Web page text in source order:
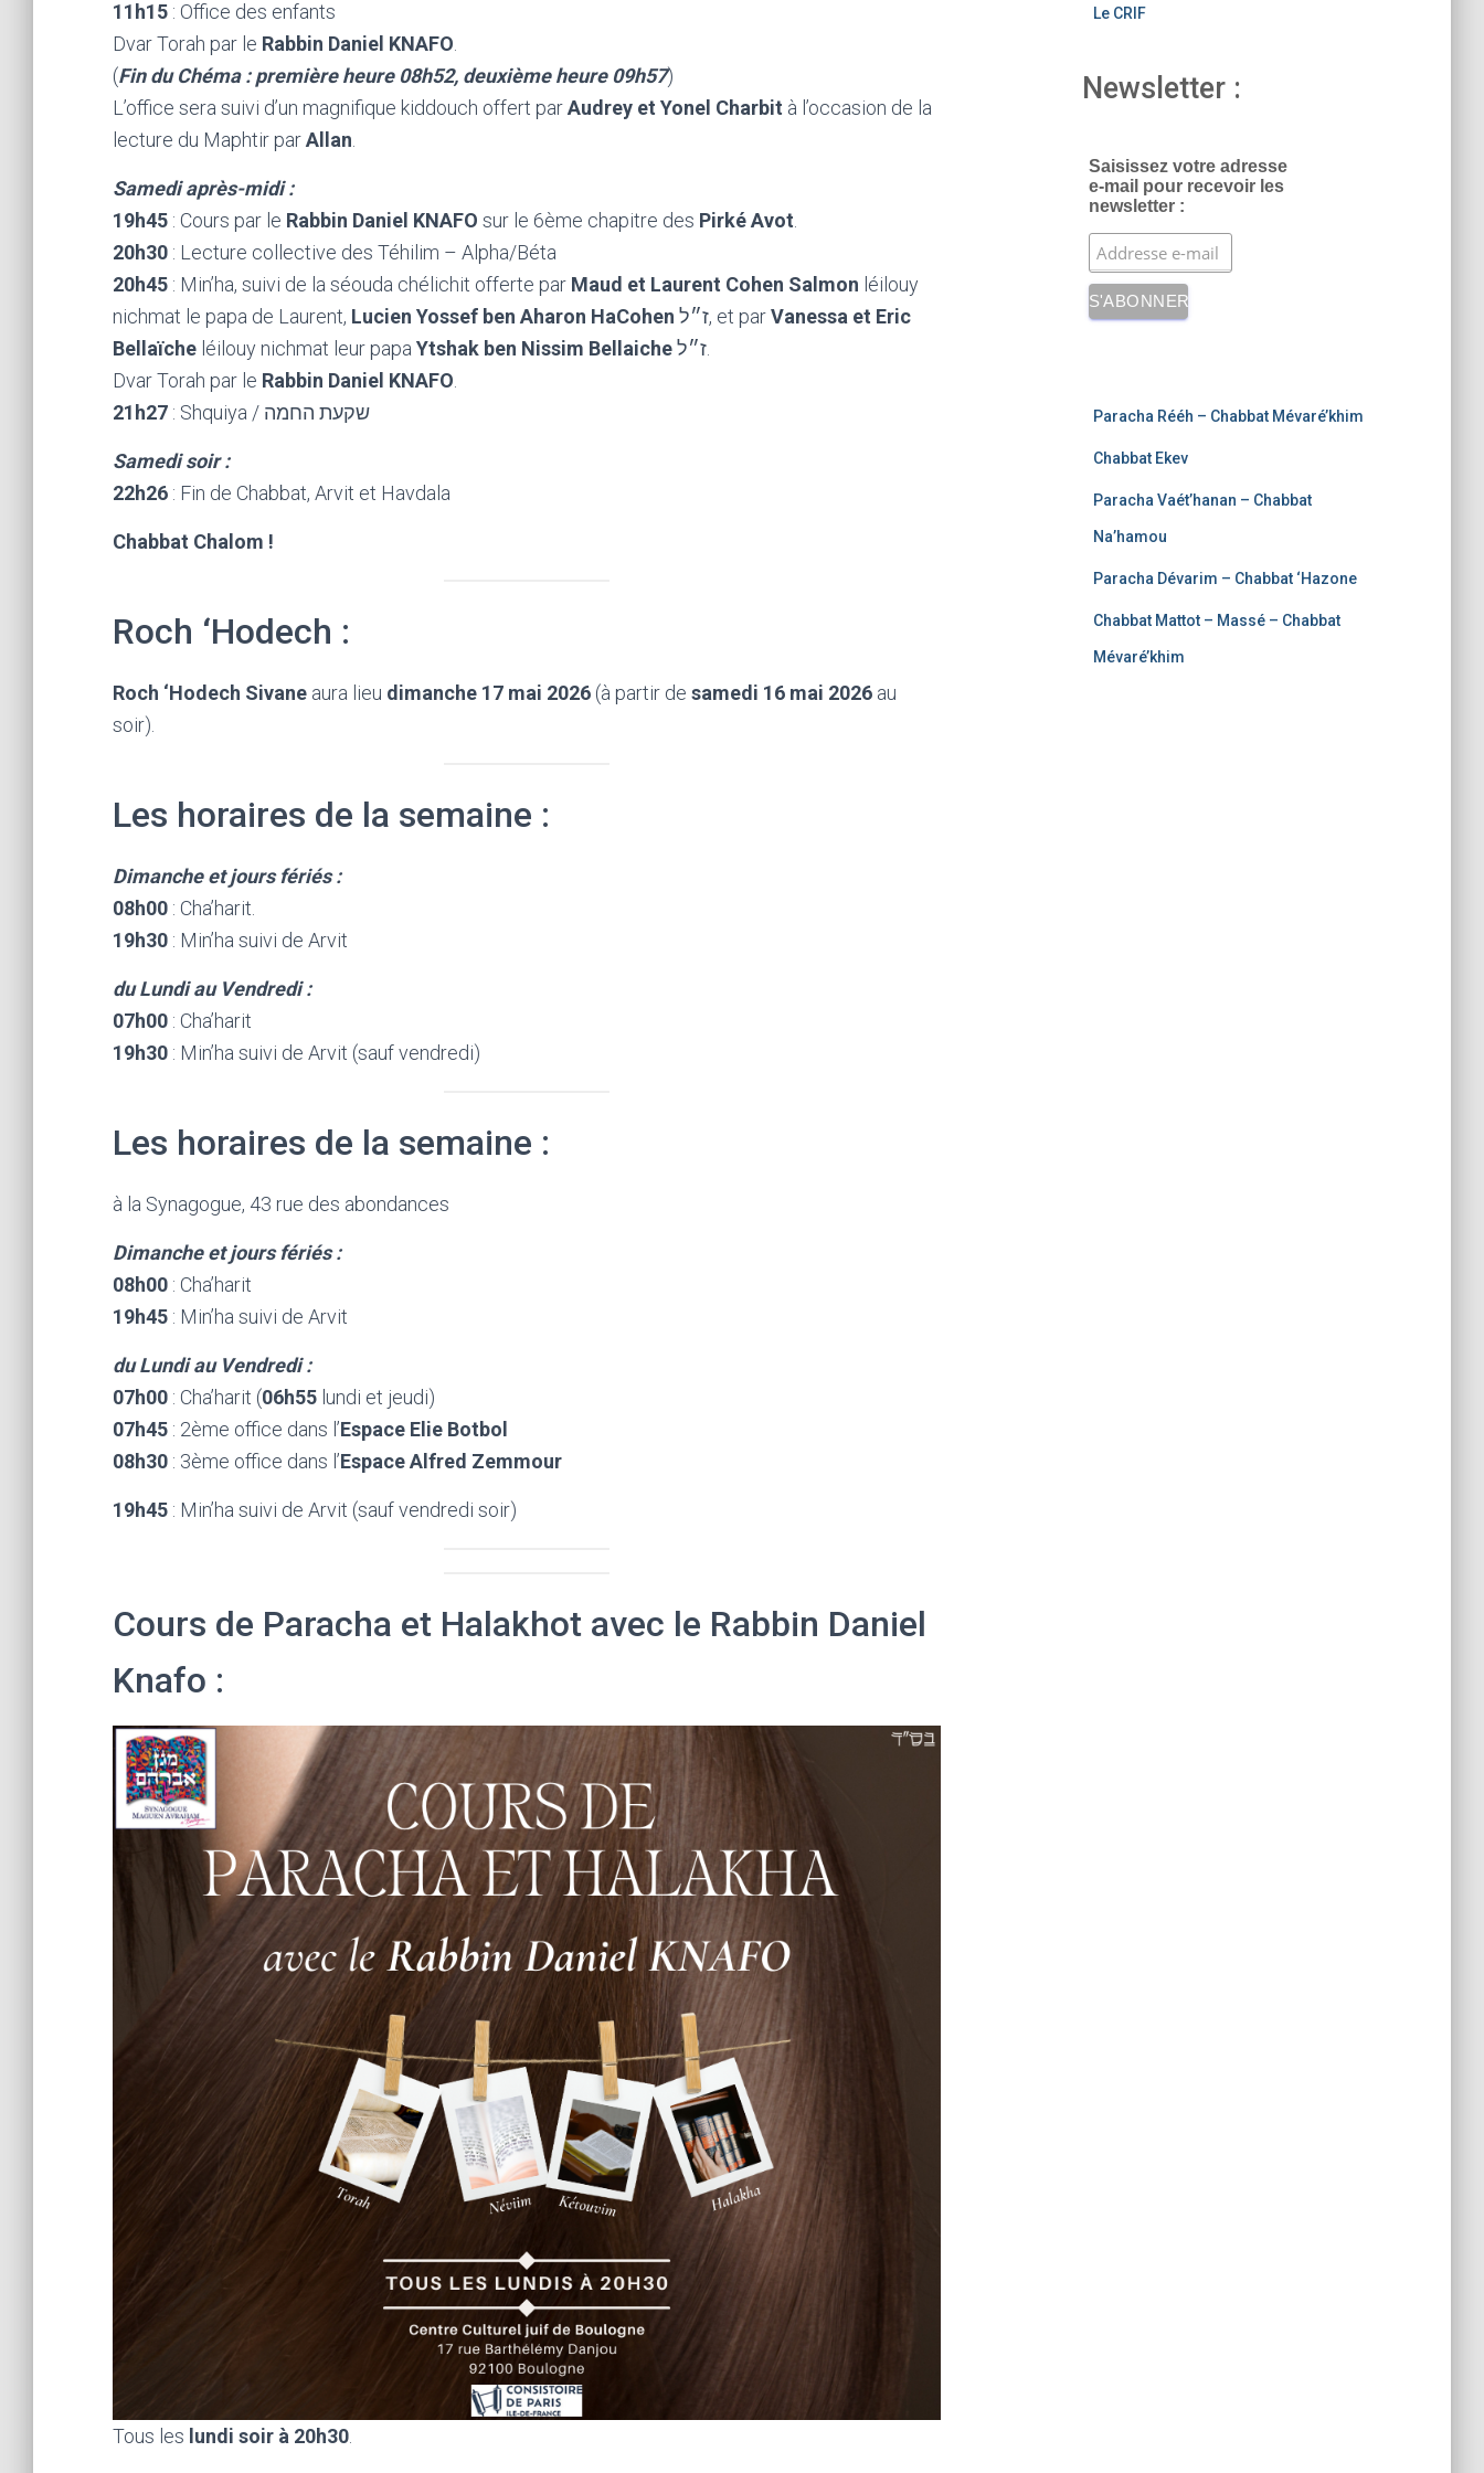
11h15 : Office des enfants
Dvar Torah par le Rabbin Daniel KNAFO
(Fin du Chéma : première heure 08h52, deuxième heure 09h57)
L’office sera suivi d’un magnifique kiddouch offert parAudrey et Yonel Charbit à l’occasion de la
lecture du Maphtir parAllan
Samedi après-midi :
19h45 : Cours par le Rabbin Daniel KNAFO sur le 6ème chapitre des Pirké Avot
20h30 : Lecture collective des Téhilim – Alpha/Béta
20h45 : Min’ha, suivi de la séouda chélichit offerte par Maud et Laurent Cohen Salmon léilouy
nichmat le papa de Laurent, Lucien Yossef ben Aharon HaCohen ז״ל, et parVanessa et Eric
Bellaïche léilouy nichmat leur papa Ytshak ben Nissim Bellaiche
Dvar Torah par le Rabbin Daniel KNAFO
21h27
: Shquiya / שקעת החמה
Samedi soir :
22h26 : Fin de Chabbat, Arvit et Havdala
Chabbat Chalom !
Roch ‘Hodech :
Roch ‘Hodech Sivane aura lieu dimanche 17 mai 2026 (à partir de samedi 16 mai 2026 au
soir).
Les horaires de la semaine :
Dimanche et jours fériés :
08h00 : Cha’harit.
19h30 : Min’ha suivi de Arvit
du Lundi au Vendredi :
07h00 : Cha’harit
19h30 : Min’ha suivi de Arvit (sauf vendredi)
Les horaires de la semaine :
à la Synagogue, 43 rue des abondances
Dimanche et jours fériés :
08h00 : Cha’harit
19h45 : Min’ha suivi de Arvit
du Lundi au Vendredi :
07h00 : Cha’harit (06h55 lundi et jeudi)
07h45 : 2ème office dans l’Espace Elie Botbol
08h30 : 3ème office dans l’Espace Alfred Zemmour
19h45 : Min’ha suivi de Arvit (sauf vendredi soir)
Cours de Paracha et Halakhot avec le Rabbin Daniel
Knafo :
Tous les lundi soir à 20h30
Le CRIF
Newsletter :
Saisissez votre adresse
e-mail pour recevoir les
newsletter :
Paracha Rééh – Chabbat Mévaré’khim
Chabbat Ekev
Paracha Vaét’hanan – Chabbat
Na’hamou
Paracha Dévarim – Chabbat ‘Hazone
Chabbat Mattot – Massé – Chabbat
Mévaré’khim